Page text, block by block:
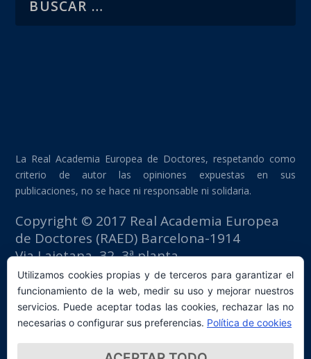
La Real Academia Europea de Doctores, respetando como
criterio de autor las opiniones expuestas en sus
publicaciones, no se hace ni responsable ni solidaria.
Copyright © 2017 Real Academia Europea
de Doctores (RAED) Barcelona-1914
Via Laietana, 32, 3ª planta
Edificio Fomento del Trabajo
08003 Barcelona (España)
tlf: +34 93 667 40 54
secretaria@raed.academy
Contacto y suscripción Newsletter
Utilizamos cookies propias y de terceros para garantizar el
funcionamiento de la web, medir su uso y mejorar nuestros
servicios. Puede aceptar todas las cookies, rechazar las no
necesarias o configurar sus preferencias. Política de cookies